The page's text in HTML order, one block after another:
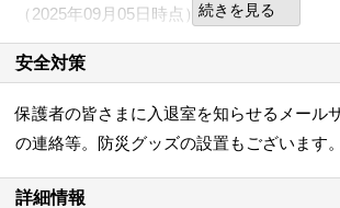
（2025年09月05日時点）続きを見る
安全対策
保護者の皆さまに入退室を知らせるメール
の連絡等。防災グッズの設置もございます。
詳細情報